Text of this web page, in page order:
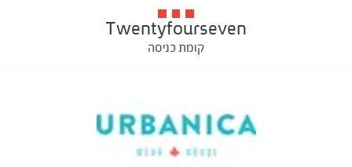
Twentyfourseven
קומת כניסה